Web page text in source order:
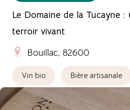
Le Domaine de la Tucayne
terroir vivant
Bouillac, 82600
Vin bio Bière artisanale
Le Château de Belaygues, Vin